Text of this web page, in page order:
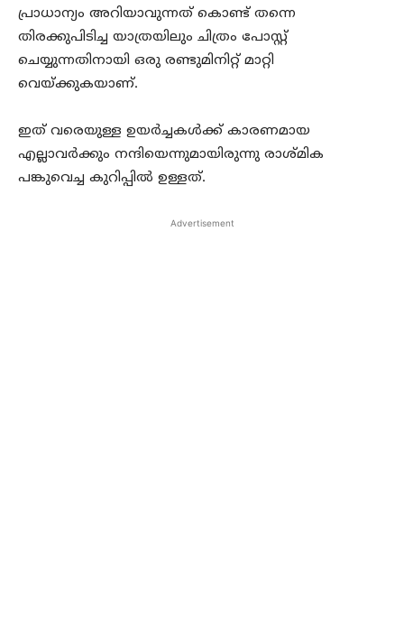
പ്രാധാന്യം അറിയാവുന്നത് കൊണ്ട് തന്നെ
തിരക്കുപിടിച്ച യാത്രയിലും ചിത്രം പോസ്റ്റ്
ചെയ്യുന്നതിനായി ഒരു രണ്ടുമിനിറ്റ് മാറ്റി
വെയ്ക്കുകയാണ്.
ഇത് വരെയുള്ള ഉയർച്ചകൾക്ക് കാരണമായ
എല്ലാവർക്കും നന്ദിയെന്നുമായിരുന്നു രാശ്മിക
പങ്കുവെച്ച കുറിപ്പിൽ ഉള്ളത്.
Advertisement